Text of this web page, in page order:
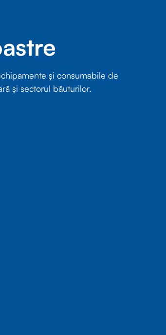
și consumabile de
și sectorul băuturilor.